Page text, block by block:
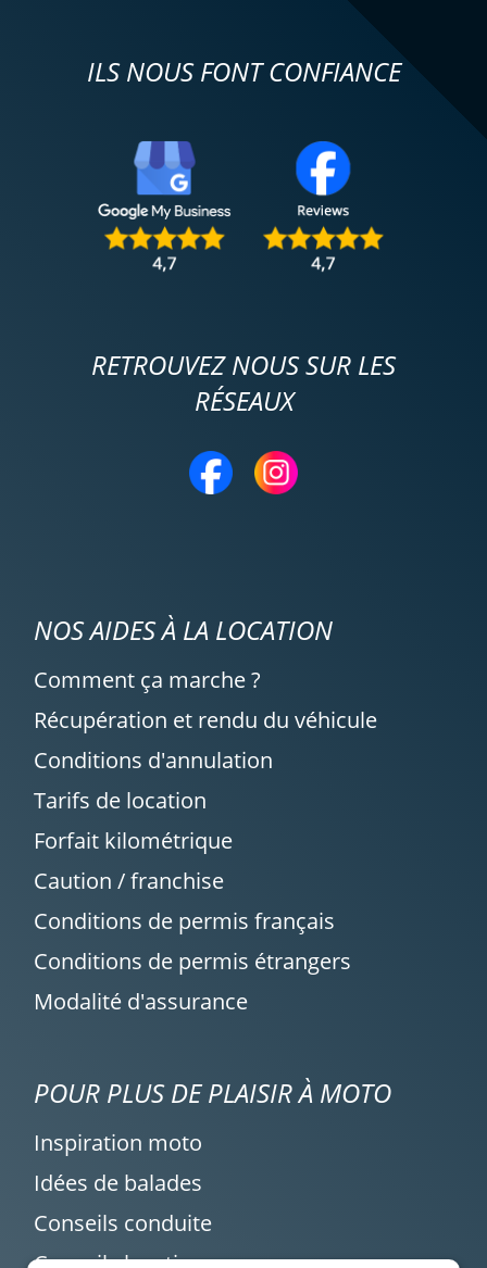
ILS NOUS FONT CONFIANCE
RETROUVEZ NOUS SUR LES
RÉSEAUX
NOS AIDES À LA LOCATION
Comment ça marche ?
Récupération et rendu du véhicule
Conditions d'annulation
Tarifs de location
Forfait kilométrique
Caution / franchise
Conditions de permis français
Conditions de permis étrangers
Modalité d'assurance
POUR PLUS DE PLAISIR À MOTO
Inspiration moto
Idées de balades
Conseils conduite